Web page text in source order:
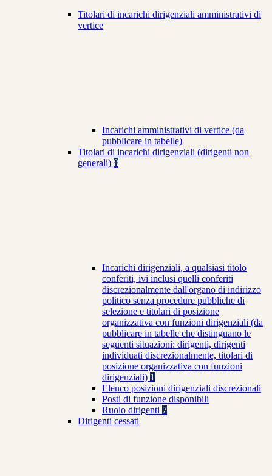
Titolari di incarichi dirigenziali amministrativi di
vertice
Incarichi amministrativi di vertice (da
pubblicare in tabelle)
Titolari di incarichi dirigenziali (dirigenti non
generali) 8
Incarichi dirigenziali, a qualsiasi titolo
conferiti, ivi inclusi quelli conferiti
discrezionalmente dall'organo di indirizzo
politico senza procedure pubbliche di
selezione e titolari di posizione
organizzativa con funzioni dirigenziali (da
pubblicare in tabelle che distinguano le
seguenti situazioni: dirigenti, dirigenti
individuati discrezionalmente, titolari di
posizione organizzativa con funzioni
dirigenziali) 1
Elenco posizioni dirigenziali discrezionali
Posti di funzione disponibili
Ruolo dirigenti 7
Dirigenti cessati